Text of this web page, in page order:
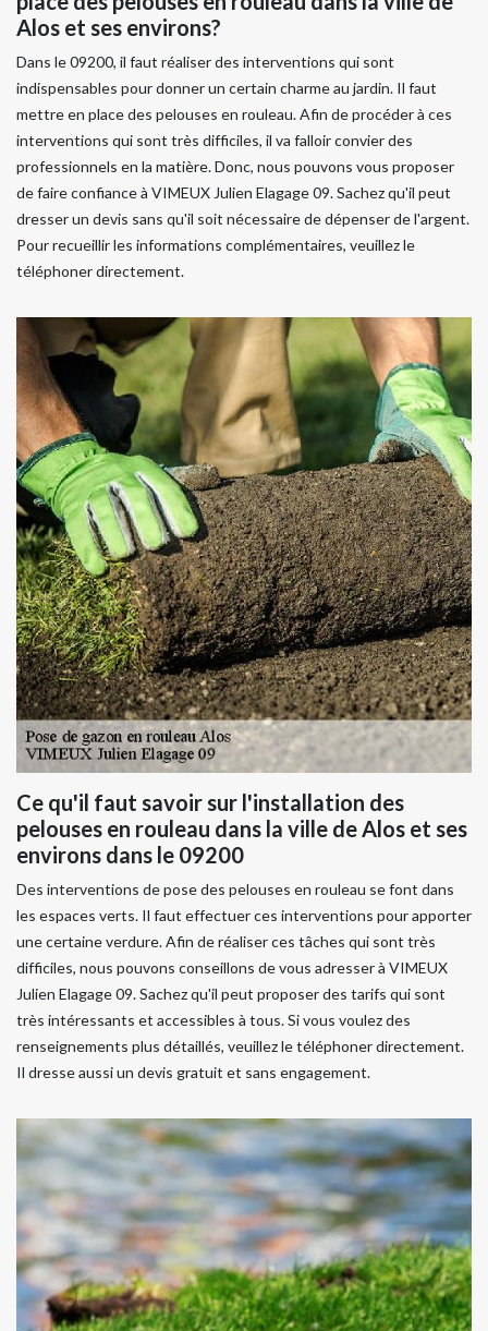
Alos et ses environs?
Dans le 09200, il faut réaliser des interventions qui sont
indispensables pour donner un certain charme au jardin. Il faut
mettre en place des pelouses en rouleau. Afin de procéder à ces
interventions qui sont très difficiles, il va falloir convier des
professionnels en la matière. Donc, nous pouvons vous proposer
de faire confiance à VIMEUX Julien Elagage 09. Sachez qu'il peut
dresser un devis sans qu'il soit nécessaire de dépenser de l'argent.
Pour recueillir les informations complémentaires, veuillez le
téléphoner directement.
Ce qu'il faut savoir sur l'installation des
pelouses en rouleau dans la ville de Alos et ses
environs dans le 09200
Des interventions de pose des pelouses en rouleau se font dans
les espaces verts. Il faut effectuer ces interventions pour apporter
une certaine verdure. Afin de réaliser ces tâches qui sont très
difficiles, nous pouvons conseillons de vous adresser à VIMEUX
Julien Elagage 09. Sachez qu'il peut proposer des tarifs qui sont
très intéressants et accessibles à tous. Si vous voulez des
renseignements plus détaillés, veuillez le téléphoner directement.
Il dresse aussi un devis gratuit et sans engagement.